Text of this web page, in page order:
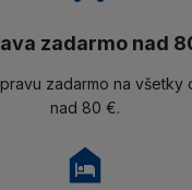
zadarmo nad
zadarmo na všetky
nad 80 €.